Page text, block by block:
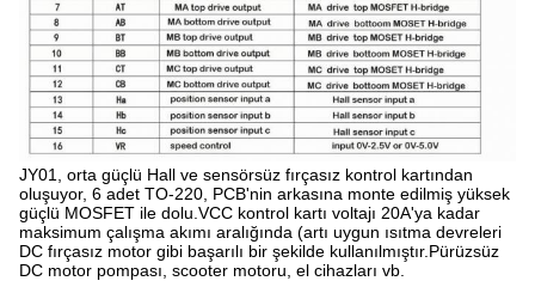
JY01, orta güçlü Hall ve sensörsüz fırçasız kontrol kartından
oluşuyor, 6 adet TO-220, PCB'nin arkasına monte edilmiş yüksek
güçlü MOSFET ile dolu.VCC kontrol kartı voltajı 20A'ya kadar
maksimum çalışma akımı aralığında (artı uygun ısıtma devreleri
DC fırçasız motor gibi başarılı bir şekilde kullanılmıştır.Pürüzsüz
DC motor pompası, scooter motoru, el cihazları vb.